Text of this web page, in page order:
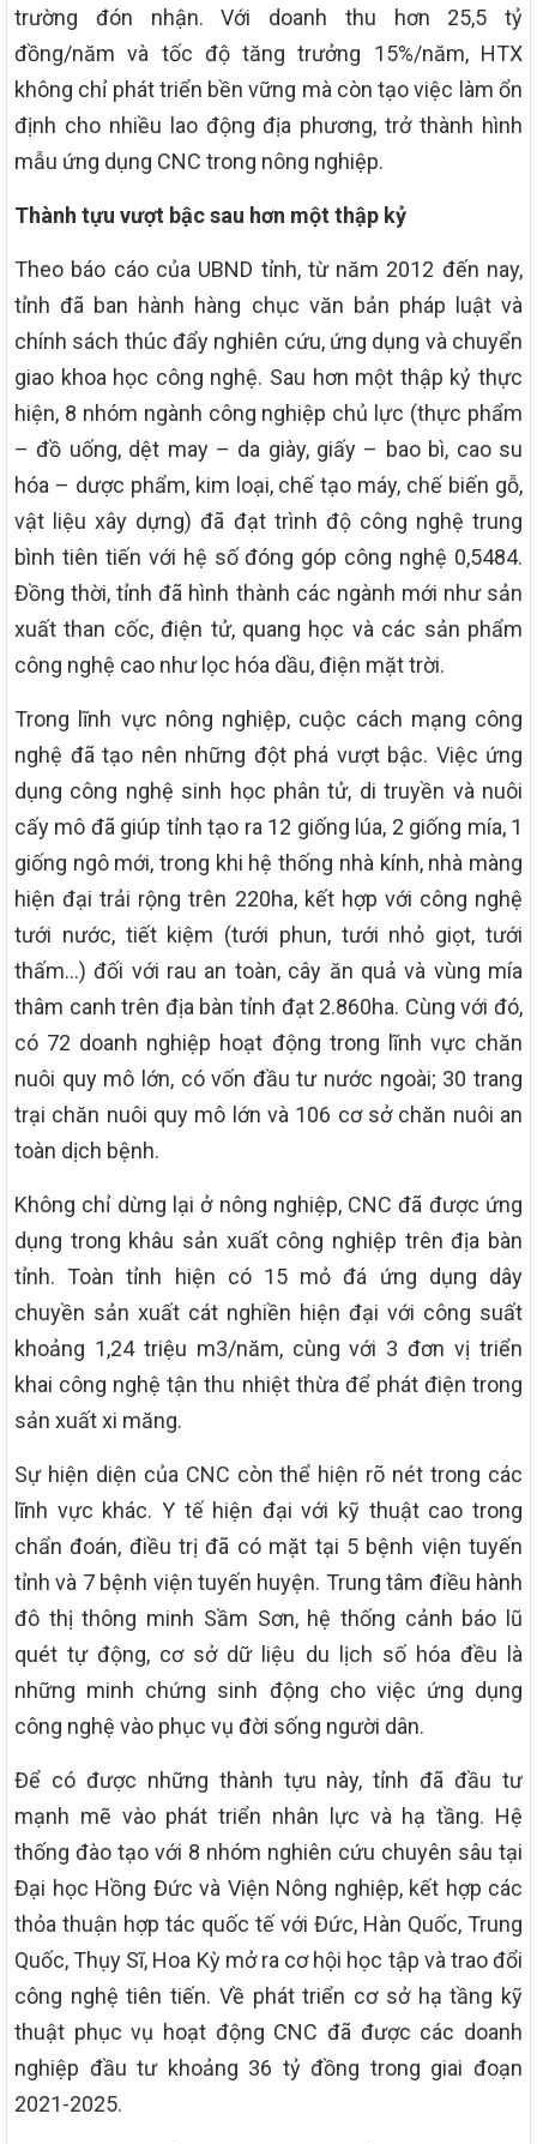
trường đón nhận. Với doanh thu hơn 25,5 tỷ
đồng/năm và tốc độ tăng trưởng 15%/năm, HTX
không chỉ phát triển bền vững mà còn tạo việc làm ổn
định cho nhiều lao động địa phương, trở thành hình
mẫu ứng dụng CNC trong nông nghiệp.
Thành tựu vượt bậc sau hơn một thập kỷ
Theo báo cáo của UBND tỉnh, từ năm 2012 đến nay,
tỉnh đã ban hành hàng chục văn bản pháp luật và
chính sách thúc đẩy nghiên cứu, ứng dụng và chuyển
giao khoa học công nghệ. Sau hơn một thập kỷ thực
hiện, 8 nhóm ngành công nghiệp chủ lực (thực phẩm
– đồ uống, dệt may – da giày, giấy – bao bì, cao su
hóa – dược phẩm, kim loại, chế tạo máy, chế biến gỗ,
vật liệu xây dựng) đã đạt trình độ công nghệ trung
bình tiên tiến với hệ số đóng góp công nghệ 0,5484.
Đồng thời, tỉnh đã hình thành các ngành mới như sản
xuất than cốc, điện tử, quang học và các sản phẩm
công nghệ cao như lọc hóa dầu, điện mặt trời.
Trong lĩnh vực nông nghiệp, cuộc cách mạng công
nghệ đã tạo nên những đột phá vượt bậc. Việc ứng
dụng công nghệ sinh học phân tử, di truyền và nuôi
cấy mô đã giúp tỉnh tạo ra 12 giống lúa, 2 giống mía, 1
giống ngô mới, trong khi hệ thống nhà kính, nhà màng
hiện đại trải rộng trên 220ha, kết hợp với công nghệ
tưới nước, tiết kiệm (tưới phun, tưới nhỏ giọt, tưới
thấm…) đối với rau an toàn, cây ăn quả và vùng mía
thâm canh trên địa bàn tỉnh đạt 2.860ha. Cùng với đó,
có 72 doanh nghiệp hoạt động trong lĩnh vực chăn
nuôi quy mô lớn, có vốn đầu tư nước ngoài; 30 trang
trại chăn nuôi quy mô lớn và 106 cơ sở chăn nuôi an
toàn dịch bệnh.
Không chỉ dừng lại ở nông nghiệp, CNC đã được ứng
dụng trong khâu sản xuất công nghiệp trên địa bàn
tỉnh. Toàn tỉnh hiện có 15 mỏ đá ứng dụng dây
chuyền sản xuất cát nghiền hiện đại với công suất
khoảng 1,24 triệu m3/năm, cùng với 3 đơn vị triển
khai công nghệ tận thu nhiệt thừa để phát điện trong
sản xuất xi măng.
Sự hiện diện của CNC còn thể hiện rõ nét trong các
lĩnh vực khác. Y tế hiện đại với kỹ thuật cao trong
chẩn đoán, điều trị đã có mặt tại 5 bệnh viện tuyến
tỉnh và 7 bệnh viện tuyến huyện. Trung tâm điều hành
đô thị thông minh Sầm Sơn, hệ thống cảnh báo lũ
quét tự động, cơ sở dữ liệu du lịch số hóa đều là
những minh chứng sinh động cho việc ứng dụng
công nghệ vào phục vụ đời sống người dân.
Để có được những thành tựu này, tỉnh đã đầu tư
mạnh mẽ vào phát triển nhân lực và hạ tầng. Hệ
thống đào tạo với 8 nhóm nghiên cứu chuyên sâu tại
Đại học Hồng Đức và Viện Nông nghiệp, kết hợp các
thỏa thuận hợp tác quốc tế với Đức, Hàn Quốc, Trung
Quốc, Thụy Sĩ, Hoa Kỳ mở ra cơ hội học tập và trao đổi
công nghệ tiên tiến. Về phát triển cơ sở hạ tầng kỹ
thuật phục vụ hoạt động CNC đã được các doanh
nghiệp đầu tư khoảng 36 tỷ đồng trong giai đoạn
2021-2025.